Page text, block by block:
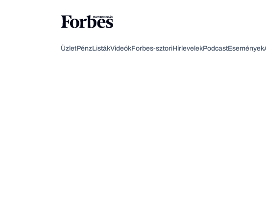
ÜzletPénzListákVideókForbes-sztoriHírlevelekPodcastEsemények